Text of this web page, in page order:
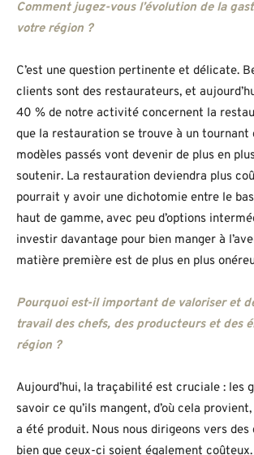
Comment jugez-vous l’évolution de la
votre région ?
C’est une question pertinente et délicate.
clients sont des restaurateurs, et
40 % de notre activité concernent la
que la restauration se trouve à un tournant
modèles passés vont devenir de plus en
soutenir. La restauration deviendra plus
pourrait y avoir une dichotomie entre le
haut de gamme, avec peu d’options
investir davantage pour bien manger à
matière première est de plus en plus
Pourquoi est-il important de valoriser et
travail des chefs, des producteurs et des
région ?
Aujourd’hui, la traçabilité est cruciale : les
savoir ce qu’ils mangent, d’où cela
a été produit. Nous nous dirigeons vers
bien que ceux-ci soient également coûteux.